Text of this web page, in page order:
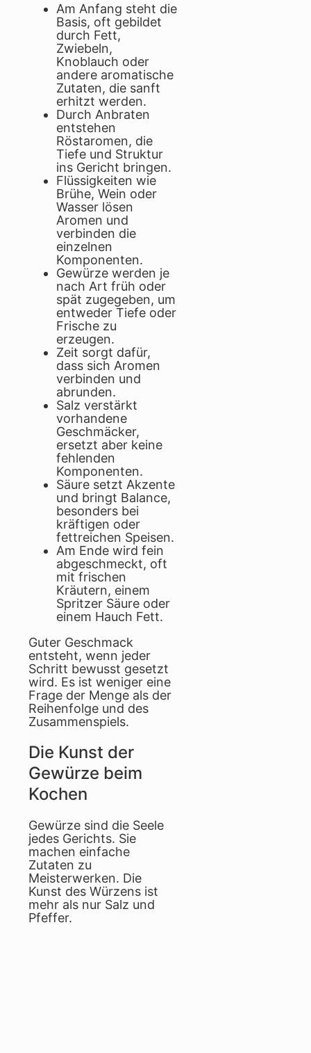
Am Anfang steht die
Basis, oft gebildet
durch Fett,
Zwiebeln,
Knoblauch oder
andere aromatische
Zutaten, die sanft
erhitzt werden.
Durch Anbraten
entstehen
Röstaromen, die
Tiefe und Struktur
ins Gericht bringen.
Flüssigkeiten wie
Brühe, Wein oder
Wasser lösen
Aromen und
verbinden die
einzelnen
Komponenten.
Gewürze werden je
nach Art früh oder
spät zugegeben, um
entweder Tiefe oder
Frische zu
erzeugen.
Zeit sorgt dafür,
dass sich Aromen
verbinden und
abrunden.
Salz verstärkt
vorhandene
Geschmäcker,
ersetzt aber keine
fehlenden
Komponenten.
Säure setzt Akzente
und bringt Balance,
besonders bei
kräftigen oder
fettreichen Speisen.
Am Ende wird fein
abgeschmeckt, oft
mit frischen
Kräutern, einem
Spritzer Säure oder
einem Hauch Fett.
Guter Geschmack
entsteht, wenn jeder
Schritt bewusst gesetzt
wird. Es ist weniger eine
Frage der Menge als der
Reihenfolge und des
Zusammenspiels.
Die Kunst der
Gewürze beim
Kochen
Gewürze sind die Seele
jedes Gerichts. Sie
machen einfache
Zutaten zu
Meisterwerken. Die
Kunst des Würzens ist
mehr als nur Salz und
Pfeffer.